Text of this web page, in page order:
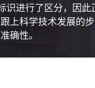
识进行了区分，因
上科学技术发展的
确性。